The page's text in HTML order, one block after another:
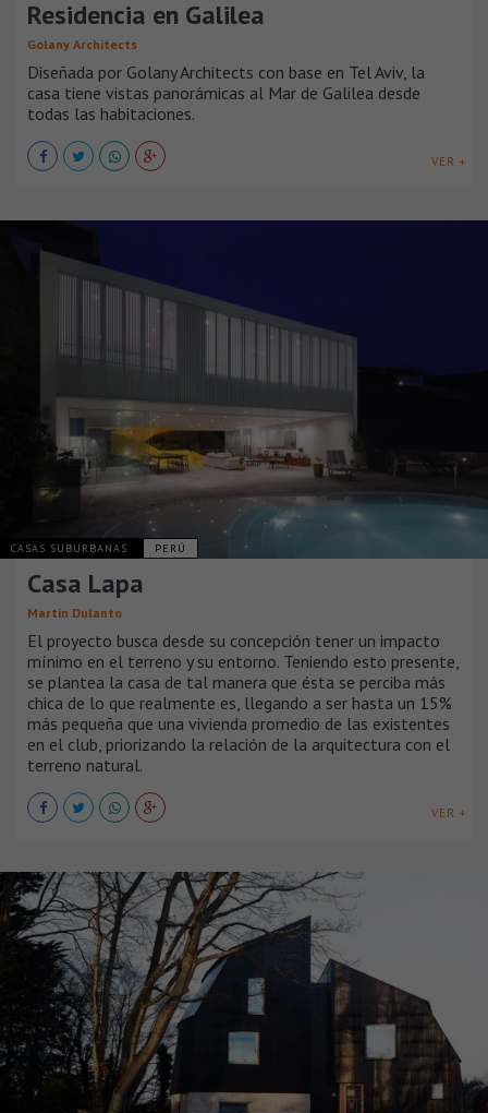
Residencia en Galilea
Golany Architects
Diseñada por Golany Architects con base en Tel Aviv, la
casa tiene vistas panorámicas al Mar de Galilea desde
todas las habitaciones.
VER +
CASAS SUBURBANAS PERÚ
Casa Lapa
Martin Dulanto
El proyecto busca desde su concepción tener un impacto
mínimo en el terreno y su entorno. Teniendo esto presente,
se plantea la casa de tal manera que ésta se perciba más
chica de lo que realmente es, llegando a ser hasta un 15%
más pequeña que una vivienda promedio de las existentes
en el club, priorizando la relación de la arquitectura con el
terreno natural.
VER +